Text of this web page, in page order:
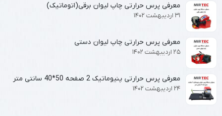
معرفی پرس حرارتی چاپ لیوان برقی(اتوماتیک)
۳۱ اردیبهشت ۱۴۰۲
معرفی پرس حرارتی چاپ لیوان دستی
۲۵ اردیبهشت ۱۴۰۲
معرفی پرس حرارتی پنیوماتیک 2 صفحه 50*40 سانتی متر
۲۴ اردیبهشت ۱۴۰۲